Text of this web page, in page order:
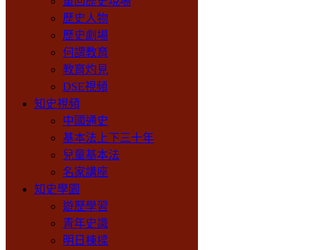
歷史人物
歷史劇場
何謂教育
教育灼見
DSE視頻
知史視頻
中國通史
基本法上下三十年
兒童基本法
名家講座
知史學園
遊歷學習
青年史識
明日棟樑